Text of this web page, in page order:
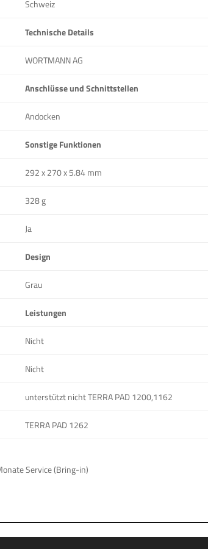
Schweiz
Technische Details
WORTMANN AG
Anschlüsse und Schnittstellen
Andocken
Sonstige Funktionen
292 x 270 x 5.84 mm
328 g
Ja
Design
Grau
Leistungen
Nicht
Nicht
unterstützt nicht TERRA PAD 1200,1162
TERRA PAD 1262
Service (Bring-in)